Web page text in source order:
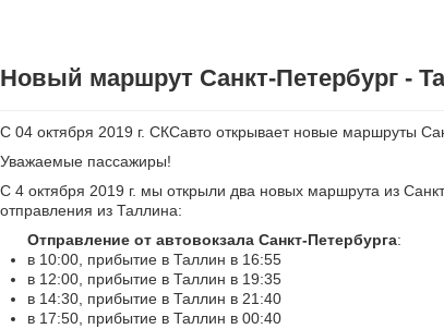
Новый маршрут Санкт-Петербург -
С 04 октября 2019 г. СКСавто открывает новые маршруты
Уважаемые пассажиры!
С 4 октября 2019 г. мы открыли два новых маршрута из
отправления из Таллина:
Отправление от автовокзала Санкт-Петербурга:
в 10:00, прибытие в Таллин в 16:55
в 12:00, прибытие в Таллин в 19:35
в 14:30, прибытие в Таллин в 21:40
в 17:50, прибытие в Таллин в 00:40